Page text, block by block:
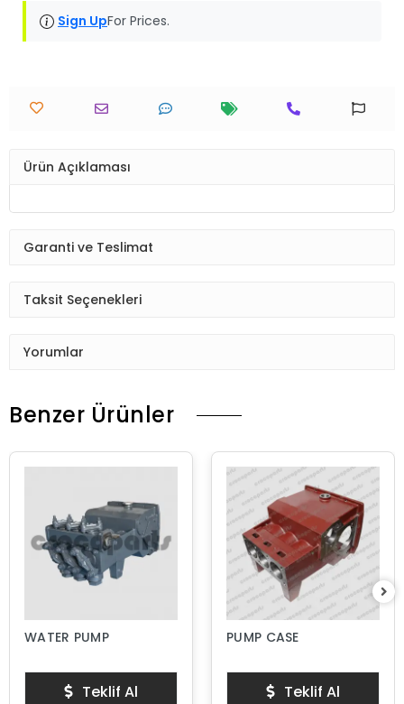
Sign UpFor Prices.
Ürün Açıklaması
Garanti ve Teslimat
Taksit Seçenekleri
Yorumlar
Benzer Ürünler
WATER PUMP
Teklif Al
PUMP CASE
Teklif Al